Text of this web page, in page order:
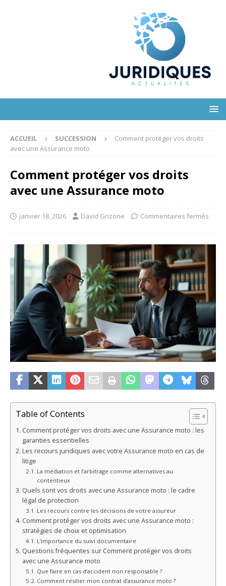
ACCUEIL SUCCESSION
Comment protéger vos droits
avec une Assurance moto
Comment protéger vos droits
avec une Assurance moto
janvier 18, 2026 David Grizone Commentaires fermés
Table of Contents
Comment protéger vos droits avec une Assurance moto : les
garanties essentielles
Les recours juridiques avec votre Assurance moto en cas de
litige
La médiation et l’arbitrage comme alternatives au
contentieux
Quels sont vos droits avec une Assurance moto : le cadre
légal de protection
Les recours contre les décisions de votre assureur
Comment protéger vos droits avec une Assurance moto :
stratégies de choix et optimisation
L’importance du suivi documentaire
Questions fréquentes sur Comment protéger vos droits
avec une Assurance moto
Que faire en cas d’accident non responsable ?
Comment résilier mon contrat d’assurance moto ?